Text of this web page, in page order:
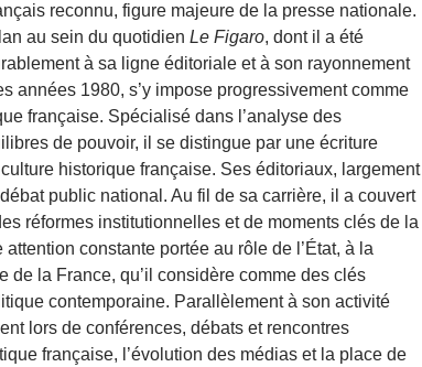
reconnu, figure majeure de la presse nationale.
au sein du quotidien Le Figaro, dont il a été
à sa ligne éditoriale et à son rayonnement
années 1980, s’y impose progressivement comme
française. Spécialisé dans l’analyse des
de pouvoir, il se distingue par une écriture
historique française. Ses éditoriaux, largement
public national. Au fil de sa carrière, il a couvert
réformes institutionnelles et de moments clés de la
constante portée au rôle de l’État, à la
la France, qu’il considère comme des clés
contemporaine. Parallèlement à son activité
lors de conférences, débats et rencontres
française, l’évolution des médias et la place de